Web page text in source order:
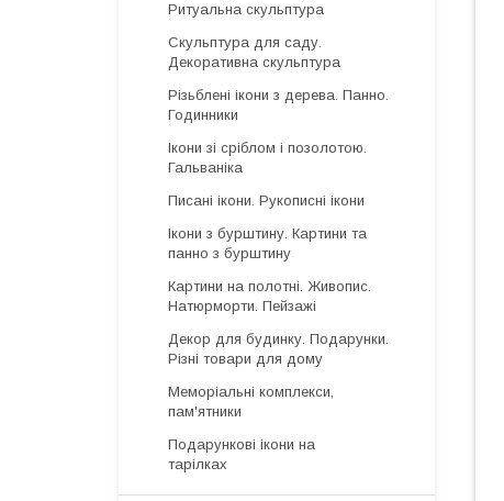
Ритуальна скульптура
Скульптура для саду.
Декоративна скульптура
Різьблені ікони з дерева. Панно.
Годинники
Ікони зі сріблом і позолотою.
Гальваніка
Писані ікони. Рукописні ікони
Ікони з бурштину. Картини та
панно з бурштину
Картини на полотні. Живопис.
Натюрморти. Пейзажі
Декор для будинку. Подарунки.
Різні товари для дому
Меморіальні комплекси,
пам'ятники
Подарункові ікони на
тарілках